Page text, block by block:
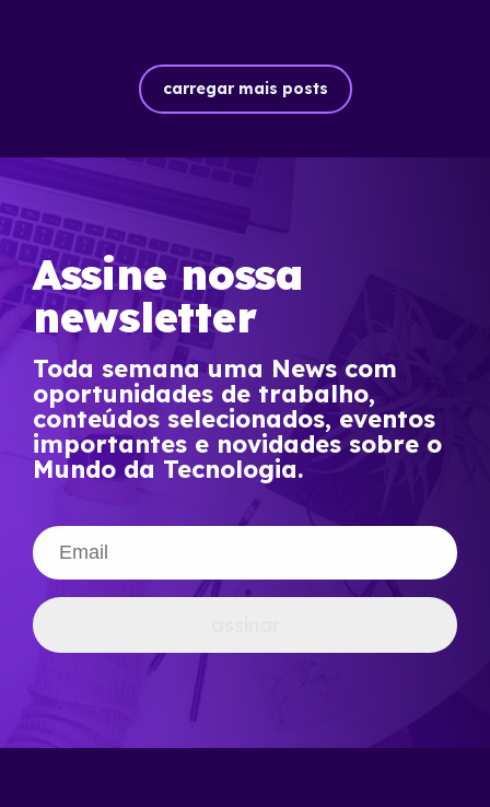
carregar mais posts
Assine nossa
newsletter
Toda semana uma News com
oportunidades de trabalho,
conteúdos selecionados, eventos
importantes e novidades sobre o
Mundo da Tecnologia.